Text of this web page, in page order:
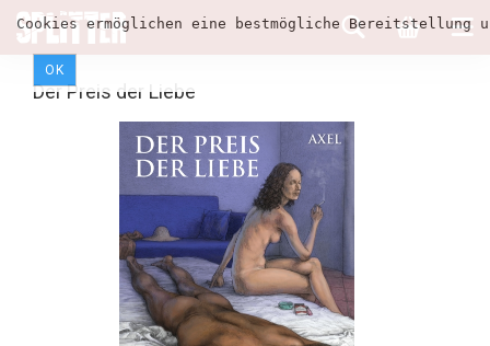
Cookies ermöglichen eine bestmögliche
OK
Der Preis der Liebe